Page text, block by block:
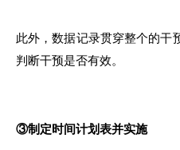
此外，数据记录贯穿整个的干
判断干预是否有效。
③制定时间计划表并实施